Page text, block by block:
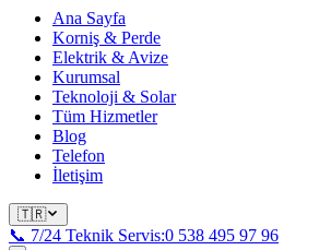
Ana Sayfa
Korniş & Perde
Elektrik & Avize
Kurumsal
Teknoloji & Solar
Tüm Hizmetler
Blog
Telefon
İletişim
🇹🇷
📞 7/24 Teknik Servis:0 538 495 97 96